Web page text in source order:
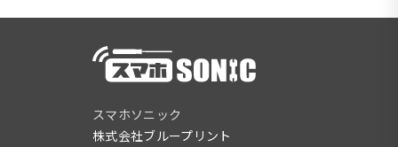
スマホソニック
株式会社ブループリント